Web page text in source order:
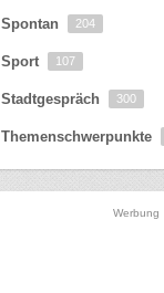
Spontan 204
Sport 107
Stadtgespräch 300
Themenschwerpunkte
Werbung